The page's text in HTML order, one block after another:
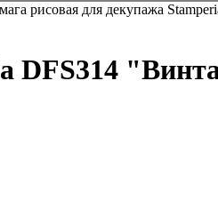
рисовая для декупажа
DFS314